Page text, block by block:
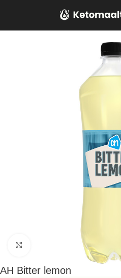
Klik om te vergroten
AH Bitter lemon